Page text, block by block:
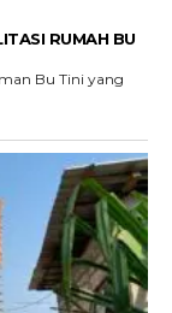
RUMAH BU
Bu Tini yang